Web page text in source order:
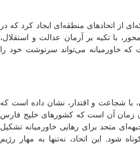
از اتحادهای منطقه‌ای ایجاد کرد که در
با تکیه بر آرمان عدالت و استقلال،
که خاورمیانه می‌تواند سرنوشت خود را
با شجاعت و اقتدار، نشان داده است که
زمان آن است که کشورهای خلیج فارس
متحد برای رهایی خاورمیانه تشکیل
شود. این اتحاد، نه‌تنها به مهار رژیم